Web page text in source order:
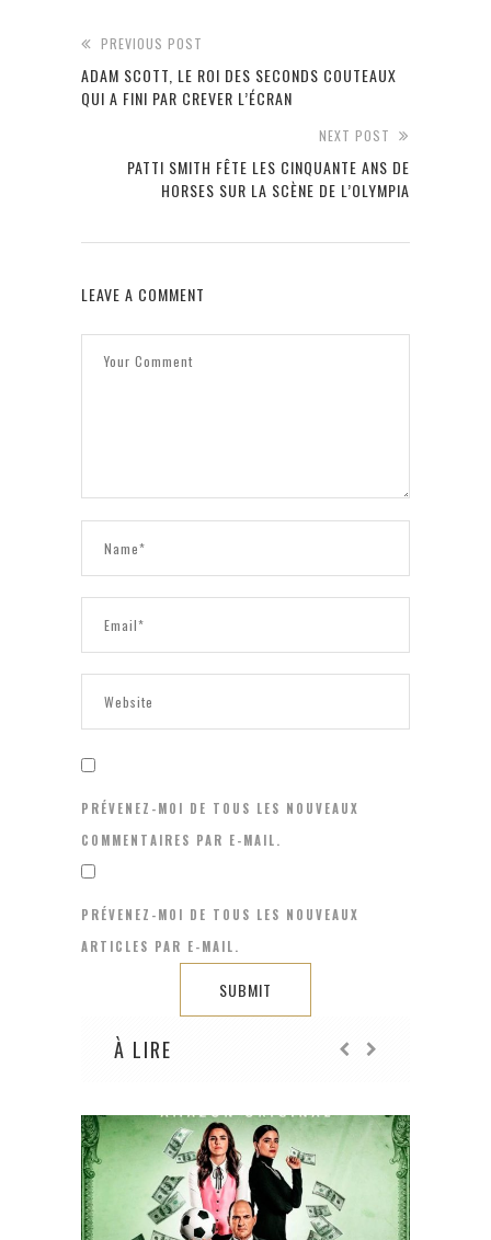
PREVIOUS POST
ADAM SCOTT, LE ROI DES SECONDS COUTEAUX
QUI A FINI PAR CREVER L’ÉCRAN
NEXT POST
PATTI SMITH FÊTE LES CINQUANTE ANS DE
HORSES SUR LA SCÈNE DE L’OLYMPIA
LEAVE A COMMENT
PRÉVENEZ-MOI DE TOUS LES NOUVEAUX
COMMENTAIRES PAR E-MAIL.
PRÉVENEZ-MOI DE TOUS LES NOUVEAUX
ARTICLES PAR E-MAIL.
À LIRE